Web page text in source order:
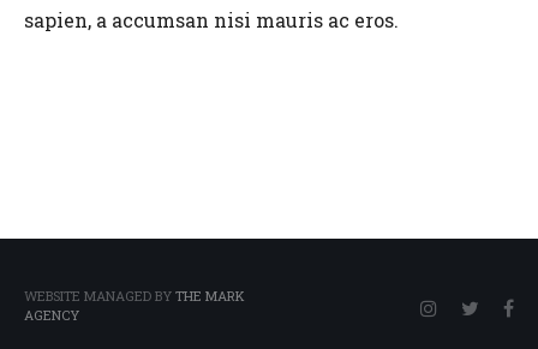
sapien, a accumsan nisi mauris ac eros.
WEBSITE MANAGED BY THE MARK
AGENCY